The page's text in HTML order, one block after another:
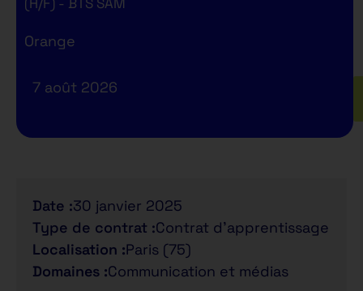
Orange
7 août 2026
Date :30 janvier 2025
Type de contrat :Contrat d'apprentissage
Localisation :Paris (75)
Domaines :Communication et médias